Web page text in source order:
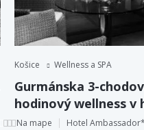
Košice Wellness a SPA
Gurmánska 3-
hodinový wellness v
Ambassador****
Na mape Hotel